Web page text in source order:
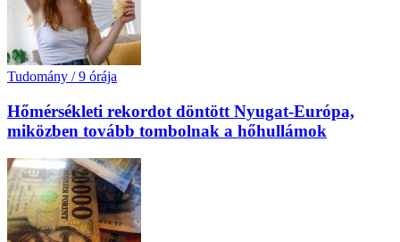
Tudomány / 9 órája
Hőmérsékleti rekordot döntött Nyugat-Európa,
miközben tovább tombolnak a hőhullámok